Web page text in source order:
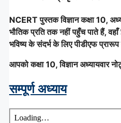
NCERT पुस्तक विज्ञान कक्षा 10,
भौतिक प्रति तक नहीं पहुँच पाते हैं,
भविष्य के संदर्भ के लिए पीडीएफ
आपको कक्षा 10, विज्ञान अध्यायवार
सम्पूर्ण अध्याय